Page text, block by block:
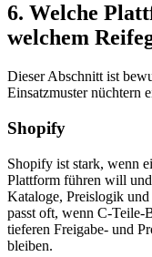
6. Welche
welchem
Dieser Abschnitt ist
Einsatzmuster nüchtern
Shopify
Shopify ist stark, wenn
Plattform führen will
Kataloge, Preislogik und
passt oft, wenn C-Teile-
tieferen Freigabe- und
bleiben.